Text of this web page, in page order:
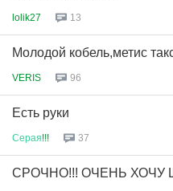
lolik27 13
Молодой кобель,метис
VERIS 96
Есть руки
Серая!!! 37
СРОЧНО!!! ОЧЕНЬ ХОЧУ